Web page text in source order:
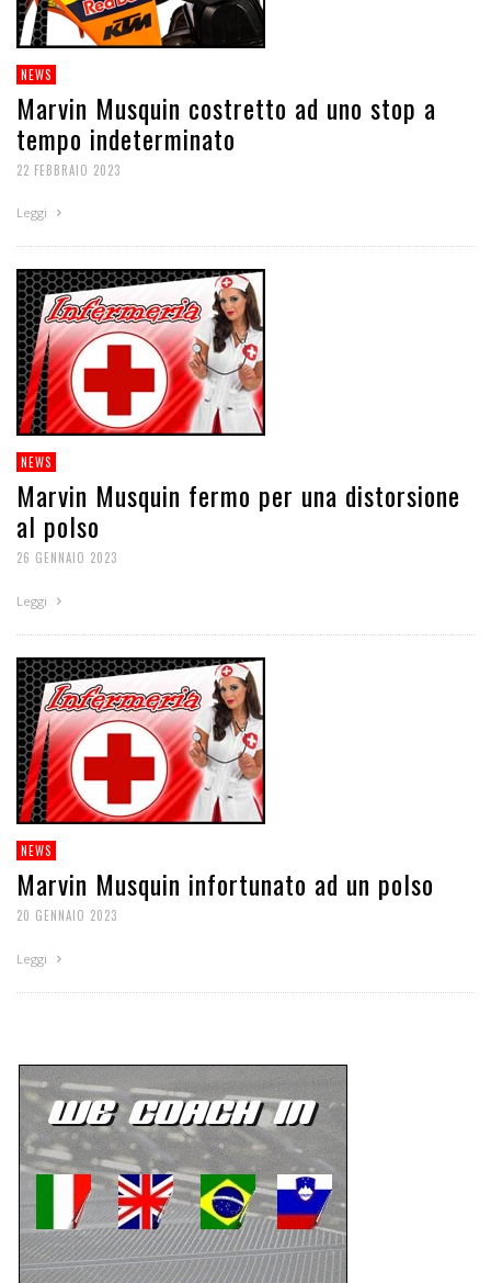
NEWS
Marvin Musquin costretto ad uno stop a
tempo indeterminato
22 FEBBRAIO 2023
Leggi
NEWS
Marvin Musquin fermo per una distorsione
al polso
26 GENNAIO 2023
Leggi
NEWS
Marvin Musquin infortunato ad un polso
20 GENNAIO 2023
Leggi